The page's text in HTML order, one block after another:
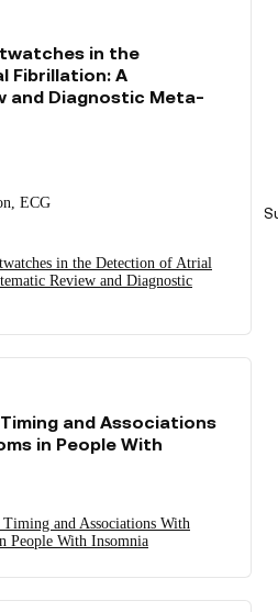
in the
Fibrillation: A
and Diagnostic Meta-
ECG
in the Detection of Atrial
Review and Diagnostic
and Associations
in People With
and Associations With
People With Insomnia